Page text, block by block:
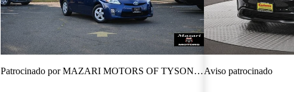
Patrocinado porMAZARI MOTORS OF TYSON CORNER Aviso patrocinado